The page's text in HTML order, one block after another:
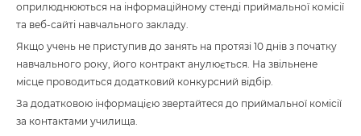
оприлюднюються на інформаційному стенді приймальної комісії
та веб-сайті навчального закладу.
Якщо учень не приступив до занять на протязі 10 днів з початку
навчального року, його контракт анулюється. На звільнене
місце проводиться додатковий конкурсний відбір.
За додатковою інформацією звертайтеся до приймальної комісії
за контактами училища.